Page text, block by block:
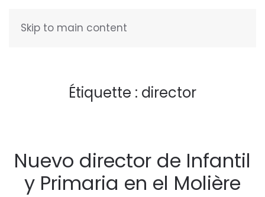
Skip to main content
Étiquette : director
Nuevo director de Infantil
y Primaria en el Molière